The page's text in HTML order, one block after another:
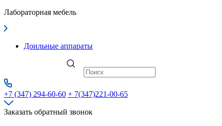
Лабораторная мебель
Доильные аппараты
+7 (347) 294-60-60 + 7(347)221-00-65
Заказать обратный звонок